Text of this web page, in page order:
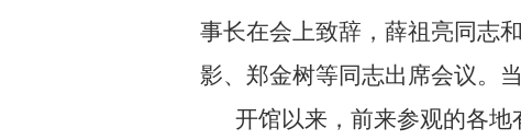
事长在会上致辞，薛祖亮同志
影、郑金树等同志出席会议。
开馆以来，前来参观的各